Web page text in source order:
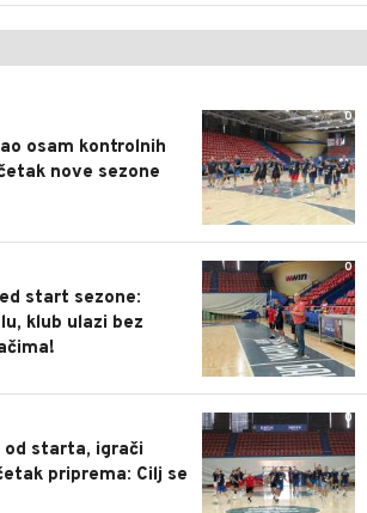
0
osam kontrolnih
nove sezone
0
start sezone:
klub ulazi bez
0
od starta, igrači
priprema: Cilj se